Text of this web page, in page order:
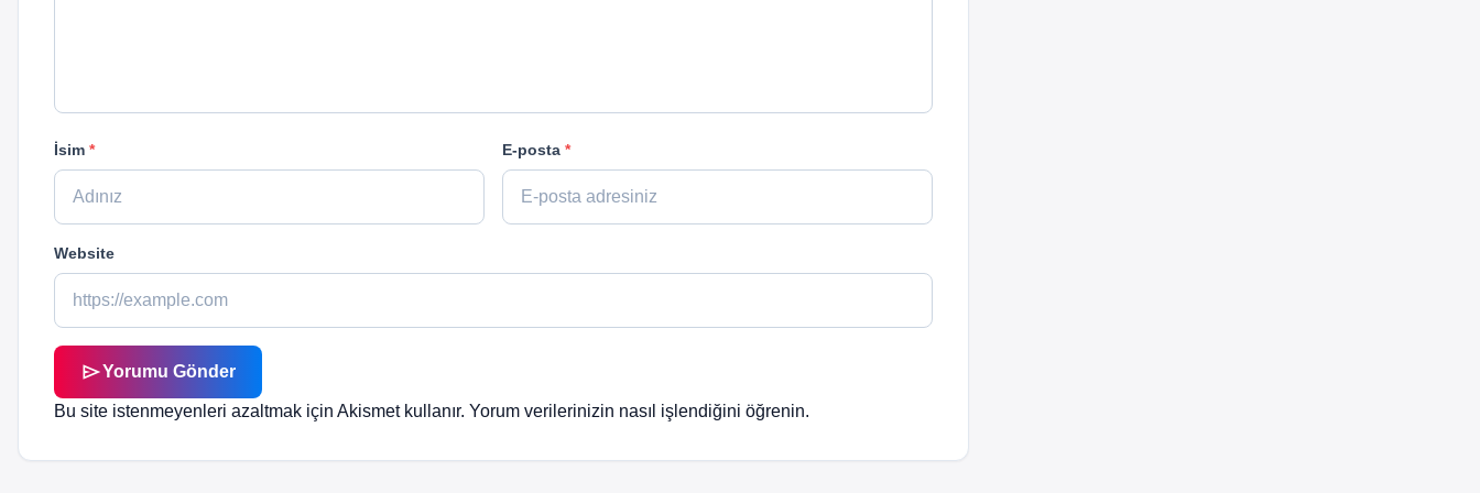
İsim * E-posta *
Website
sendYorumu Gönder
Bu site istenmeyenleri azaltmak için Akismet kullanır. Yorum verilerinizin nasıl işlendiğini öğrenin.